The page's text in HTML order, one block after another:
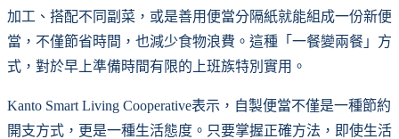
加工、搭配不同副菜，或是善用便當分隔紙就能組成一份新便
當，不僅節省時間，也減少食物浪費。這種「一餐變兩餐」方
式，對於早上準備時間有限的上班族特別實用。
Kanto Smart Living Cooperative表示，自製便當不僅是一種節約
開支方式，更是一種生活態度。只要掌握正確方法，即使生活